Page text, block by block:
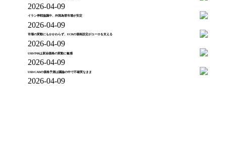
2026-04-09
イラン停戦協議中、外国為替市場が安定
2026-04-09
市場の変動にもかかわらず、ECBの価格設定がユーロを支える
2026-04-09
USD/INRは原油価格の変動に敏感
2026-04-09
USD/CADの価格予測は議論の中で不確実なまま
2026-04-09